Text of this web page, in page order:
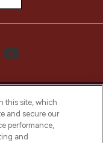
się o
this site, which
and secure our
performance,
and